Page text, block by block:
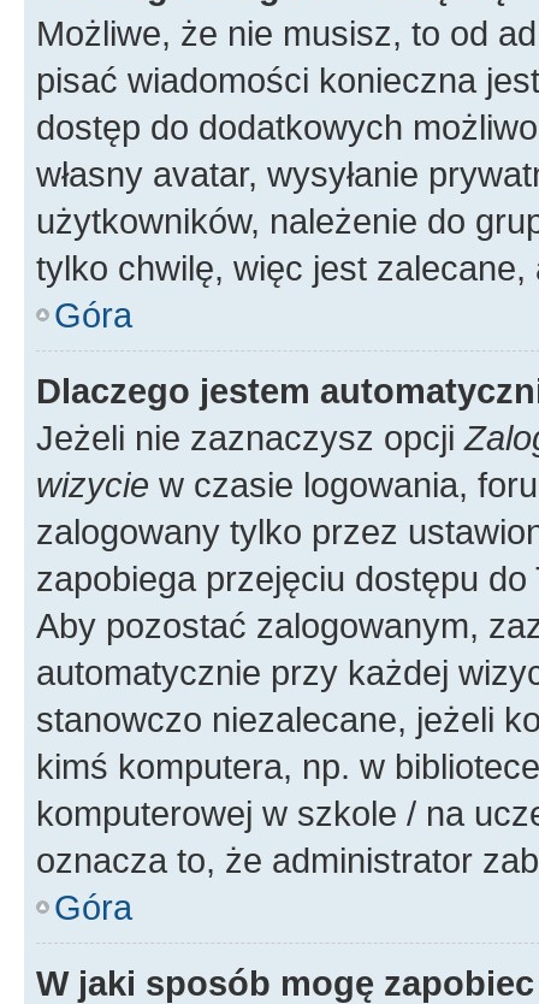
Możliwe, że nie musisz, to od
pisać wiadomości konieczna
dostęp do dodatkowych
własny avatar, wysyłanie
użytkowników, należenie do
tylko chwilę, więc jest zalecane,
Góra
Dlaczego jestem
Jeżeli nie zaznaczysz opcji
wizycie w czasie logowania,
zalogowany tylko przez
zapobiega przejęciu dostępu
Aby pozostać zalogowanym,
automatycznie przy każdej
stanowczo niezalecane, jeżeli
kimś komputera, np. w
komputerowej w szkole / na
oznacza to, że administrator
Góra
W jaki sposób mogę